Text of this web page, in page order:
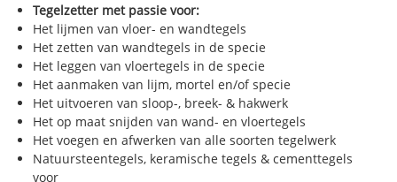
Tegelzetter met passie voor:
Het lijmen van vloer- en wandtegels
Het zetten van wandtegels in de specie
Het leggen van vloertegels in de specie
Het aanmaken van lijm, mortel en/of specie
Het uitvoeren van sloop-, breek- & hakwerk
Het op maat snijden van wand- en vloertegels
Het voegen en afwerken van alle soorten tegelwerk
Natuursteentegels, keramische tegels & cementtegels
voor